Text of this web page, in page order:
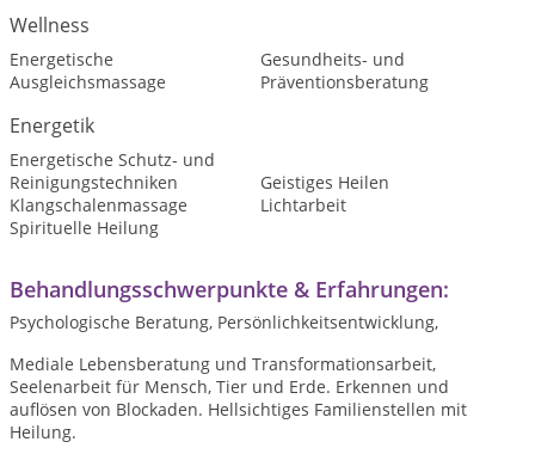
Wellness
Energetische
Ausgleichsmassage
Gesundheits- und
Präventionsberatung
Energetik
Energetische Schutz- und
Reinigungstechniken
Geistiges Heilen
Klangschalenmassage
Lichtarbeit
Spirituelle Heilung
Behandlungsschwerpunkte & Erfahrungen:
Psychologische Beratung, Persönlichkeitsentwicklung,
Mediale Lebensberatung und Transformationsarbeit,
Seelenarbeit für Mensch, Tier und Erde. Erkennen und
auflösen von Blockaden. Hellsichtiges Familienstellen mit
Heilung.